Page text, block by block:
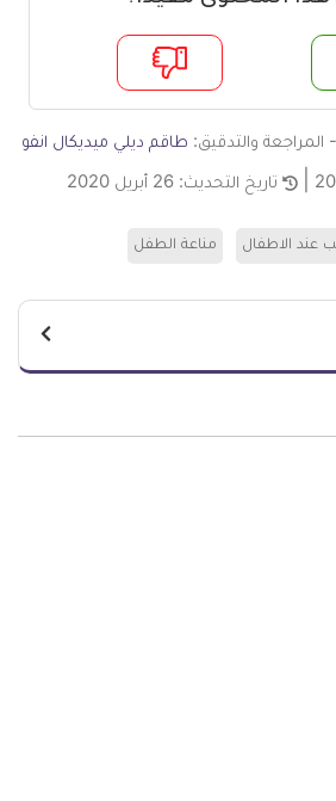
- المراجعة والتدقيق: طاقم ديلي ميديكال انفو
تاريخ التحديث: 26 أبريل 2020
عند الاطفال مناعة الطفل